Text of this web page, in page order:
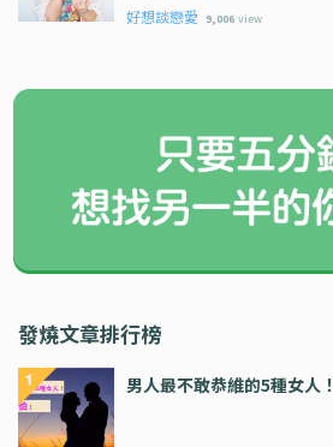
好想談戀愛 9,006 view
發燒文章排行榜
男人最不敢恭維的5種女人！